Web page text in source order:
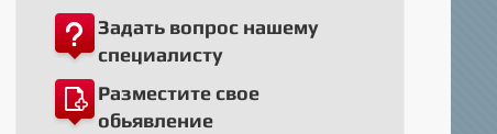
Задать вопрос нашему
специалисту
Разместите свое
обьявление